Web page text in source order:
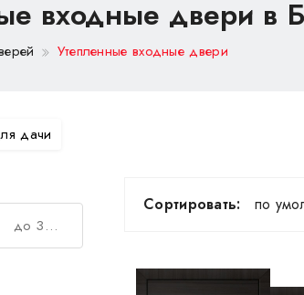
входные двери в
Утепленные входные двери
дачи
Сортировать: по